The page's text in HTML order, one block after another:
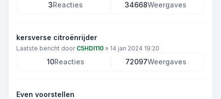
3Reacties 34668Weergaves
kersverse citroënrijder
Laatste bericht door C5HDI110 » 14 jan 2024 19:20
10Reacties 72097Weergaves
Even voorstellen